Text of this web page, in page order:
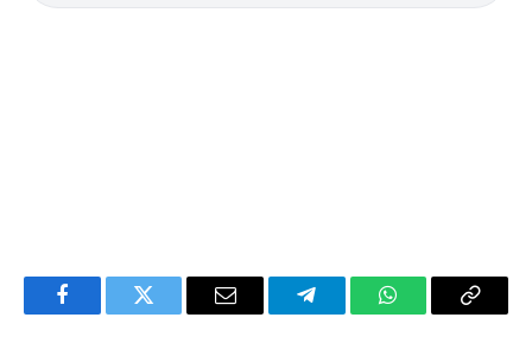
FacebookTwitter Email TelegramWhatsAppCopy